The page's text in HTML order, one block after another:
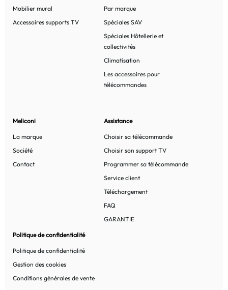
Mobilier mural
Accessoires supports TV
Par marque
Spéciales SAV
Spéciales Hôtellerie et
collectivités
Climatisation
Les accessoires pour
télécommandes
Meliconi
La marque
Société
Contact
Assistance
Choisir sa télécommande
Choisir son support TV
Programmer sa télécommande
Service client
Téléchargement
FAQ
GARANTIE
Politique de confidentialité
Politique de confidentialité
Gestion des cookies
Conditions générales de vente